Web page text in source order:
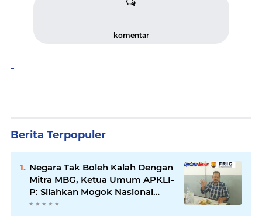
komentar
-
Berita Terpopuler
Negara Tak Boleh Kalah Dengan
Mitra MBG, Ketua Umum APKLI-
P: Silahkan Mogok Nasional
Ganti Kantin Sekolah